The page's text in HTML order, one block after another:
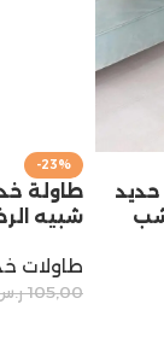
-23%
طاولة
شبيه
طاولات
105,00